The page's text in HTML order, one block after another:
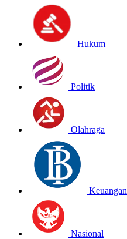
Hukum
Politik
Olahraga
Keuangan
Nasional